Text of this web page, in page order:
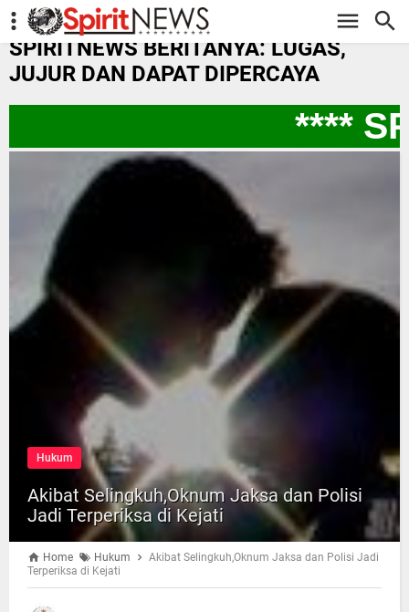
-->
SPIRITNEWS BERITANYA: LUGAS,
JUJUR DAN DAPAT DIPERCAYA
****
Hukum
Akibat Selingkuh,Oknum Jaksa dan Polisi
Jadi Terperiksa di Kejati
Home Hukum
Akibat Selingkuh,Oknum Jaksa dan Polisi Jadi
Terperiksa di Kejati